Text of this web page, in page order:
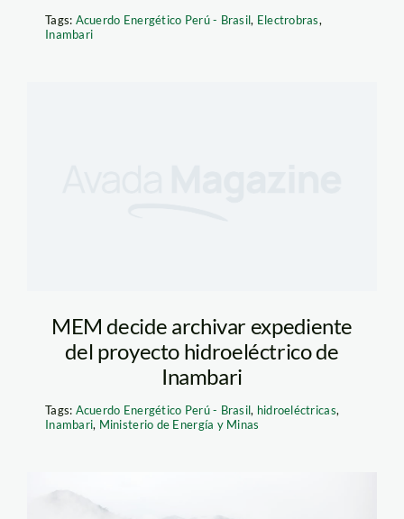
Tags: Acuerdo Energético Perú - Brasil, Electrobras,
Inambari
MEM decide archivar expediente
del proyecto hidroeléctrico de
Inambari
Tags: Acuerdo Energético Perú - Brasil, hidroeléctricas,
Inambari, Ministerio de Energía y Minas